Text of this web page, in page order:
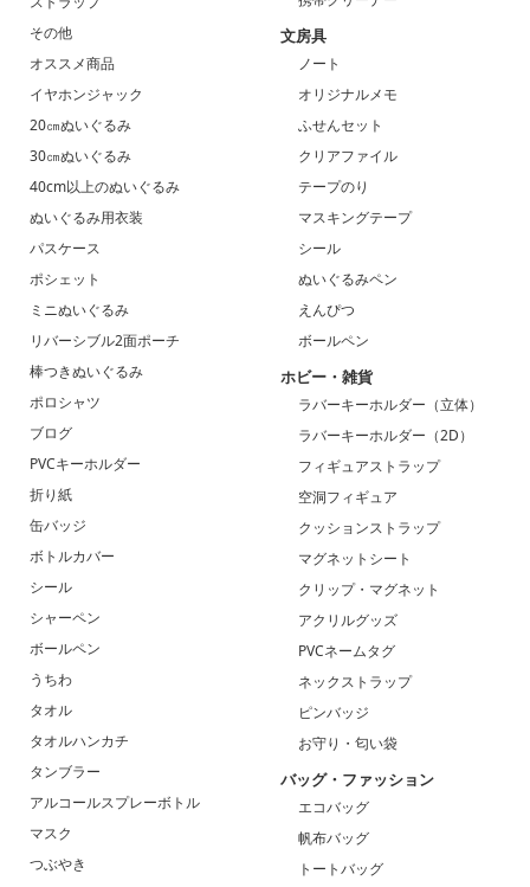
その他
オススメ商品
イヤホンジャック
20㎝ぬいぐるみ
30㎝ぬいぐるみ
40cm以上のぬいぐるみ
ぬいぐるみ用衣装
パスケース
ポシェット
ミニぬいぐるみ
リバーシブル2面ポーチ
棒つきぬいぐるみ
ポロシャツ
ブログ
PVCキーホルダー
折り紙
缶バッジ
ボトルカバー
シール
シャーペン
ボールペン
うちわ
タオル
タオルハンカチ
タンブラー
アルコールスプレーボトル
マスク
つぶやき
文房具
ノート
オリジナルメモ
ふせんセット
クリアファイル
テープのり
マスキングテープ
シール
ぬいぐるみペン
えんぴつ
ボールペン
ホビー・雑貨
ラバーキーホルダー（立体）
ラバーキーホルダー（2D）
フィギュアストラップ
空洞フィギュア
クッションストラップ
マグネットシート
クリップ・マグネット
アクリルグッズ
PVCネームタグ
ネックストラップ
ピンバッジ
お守り・匂い袋
バッグ・ファッション
エコバッグ
帆布バッグ
トートバッグ